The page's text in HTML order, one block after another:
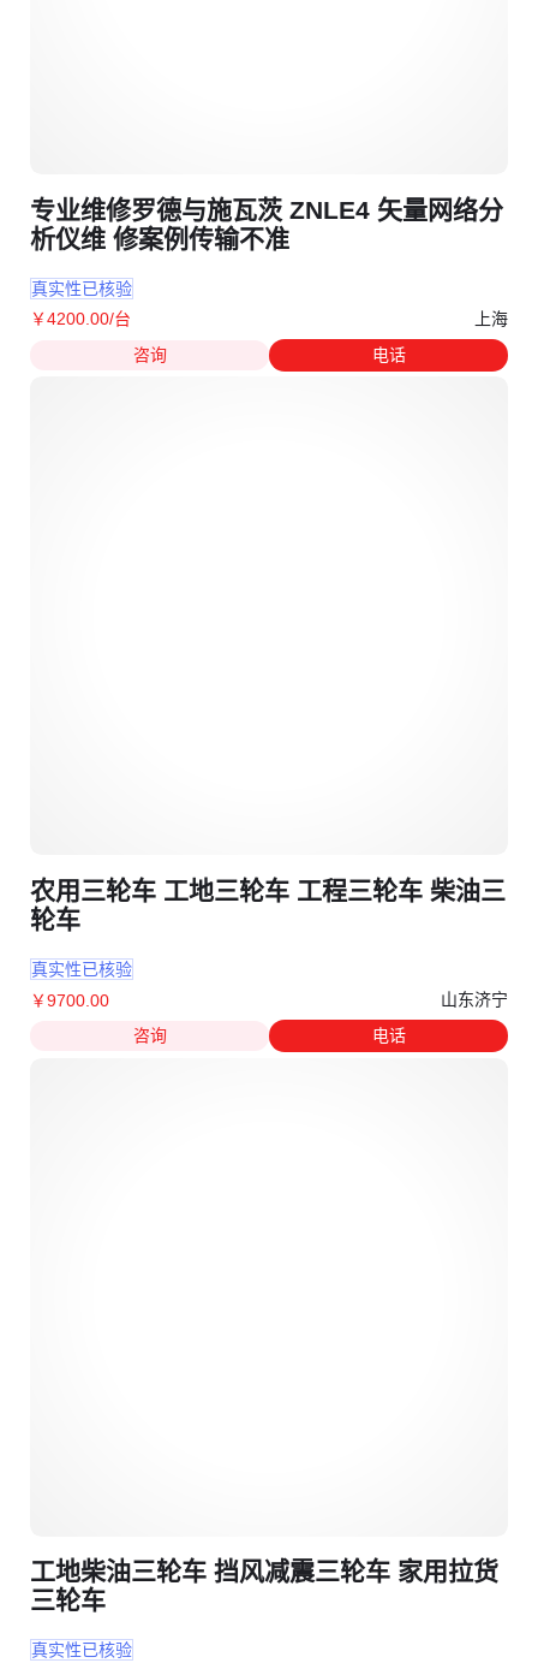
专业维修罗德与施瓦茨 ZNLE4 矢量网络分
析仪维 修案例传输不准
真实性已核验
￥4200.00/台
上海
咨询
电话
农用三轮车 工地三轮车 工程三轮车 柴油三
轮车
真实性已核验
￥9700 .00
山东济宁
咨询
电话
工地柴油三轮车 挡风减震三轮车 家用拉货
三轮车
真实性已核验